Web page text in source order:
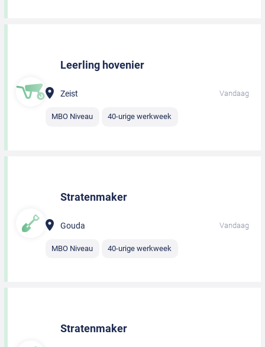
Leerling hovenier
Zeist Vandaag
MBO Niveau 40-urige werkweek
Stratenmaker
Gouda Vandaag
MBO Niveau 40-urige werkweek
Stratenmaker